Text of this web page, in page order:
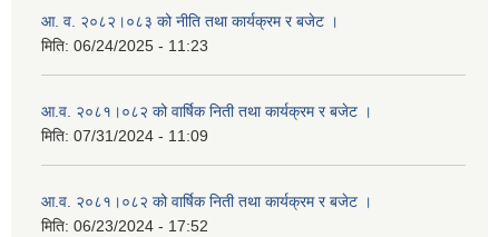
आ. व. २०८२।०८३ को नीति तथा कार्यक्रम र बजेट ।
मिति: 06/24/2025 - 11:23
आ.व. २०८१।०८२ को वार्षिक निती तथा कार्यक्रम र बजेट ।
मिति: 07/31/2024 - 11:09
आ.व. २०८१।०८२ को वार्षिक निती तथा कार्यक्रम र बजेट ।
मिति: 06/23/2024 - 17:52